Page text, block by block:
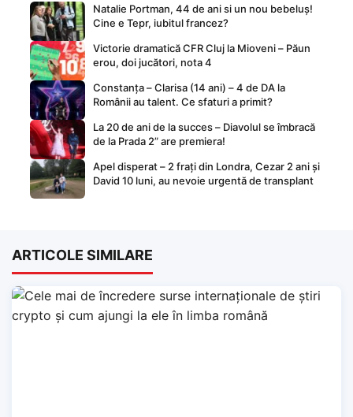
Natalie Portman, 44 de ani si un nou bebeluș!
Cine e Tepr, iubitul francez?
Victorie dramatică CFR Cluj la Mioveni – Păun
erou, doi jucători, nota 4
Constanța – Clarisa (14 ani) – 4 de DA la
Românii au talent. Ce sfaturi a primit?
La 20 de ani de la succes – Diavolul se îmbracă
de la Prada 2” are premiera!
Apel disperat – 2 frați din Londra, Cezar 2 ani și
David 10 luni, au nevoie urgentă de transplant
ARTICOLE SIMILARE